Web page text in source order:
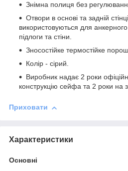
Знімна полиця без
Отвори в основі та задній
використовуються для
підлоги та стіни.
Зносостійке термостійке
Колір - сірий.
Виробник надає 2 роки
конструкцію сейфа та 2 роки на
Приховати
Характеристики
Основні